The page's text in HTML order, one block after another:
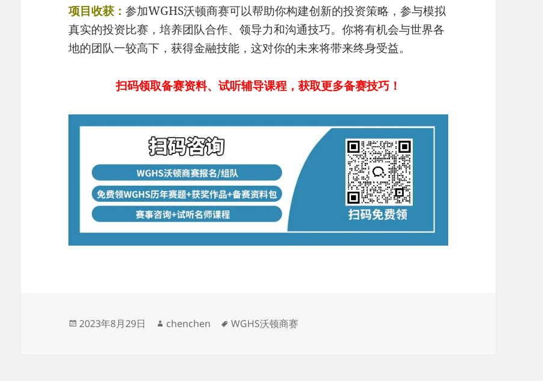
项目收获：参加WGHS沃顿商赛可以帮助你构建创新的投资策略，参与模拟
真实的投资比赛，培养团队合作、领导力和沟通技巧。你将有机会与世界各
地的团队一较高下，获得金融技能，这对你的未来将带来终身受益。
扫码领取备赛资料、试听辅导课程，获取更多备赛技巧！
发
2023年8月29日
作
chenchen
标
WGHS沃顿商赛